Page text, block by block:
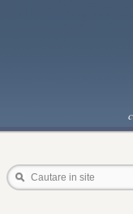
Cautare in site